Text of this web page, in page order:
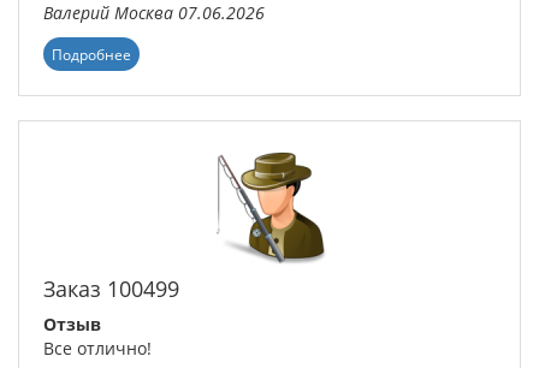
Валерий Москва 07.06.2026
Подробнее
Заказ 100499
Отзыв
Все отлично!